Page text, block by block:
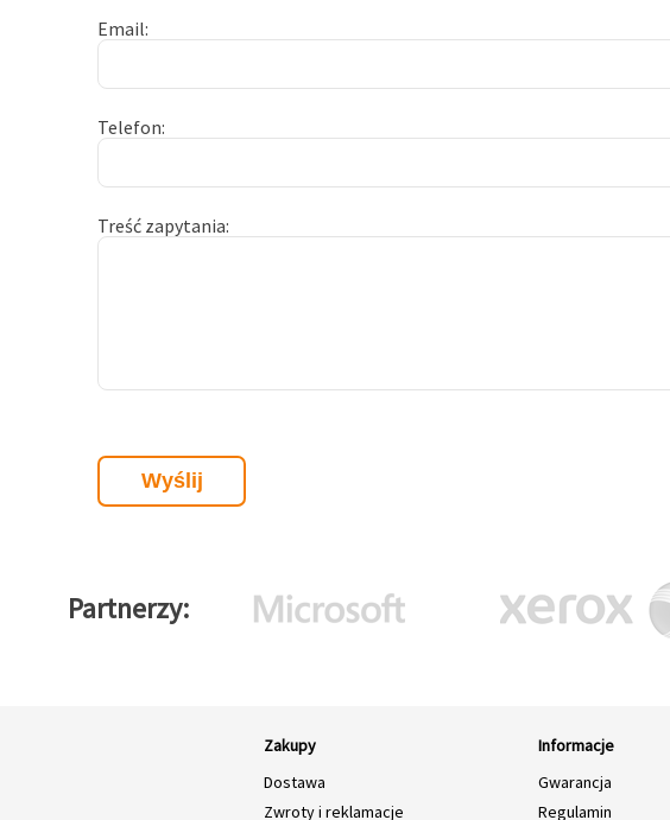
Email
Telefon
Treść zapytania
Partnerzy
Zakupy
Dostawa
Zwroty i reklamacje
Informacje
Gwarancja
Regulamin